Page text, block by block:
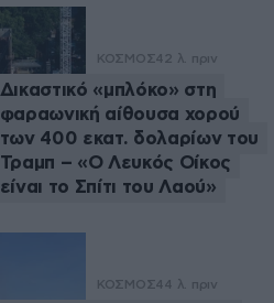
ΚΟΣΜΟΣ42 λ. πριν
Δικαστικό «μπλόκο» στη
φαραωνική αίθουσα χορού
των 400 εκατ. δολαρίων του
Τραμπ – «Ο Λευκός Οίκος
είναι το Σπίτι του Λαού»
ΚΟΣΜΟΣ44 λ. πριν